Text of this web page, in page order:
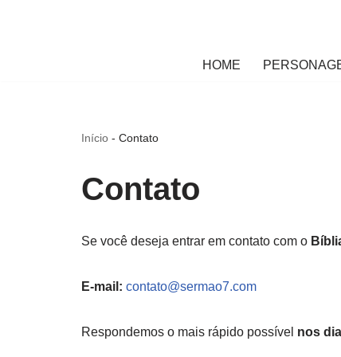
HOME
Início - Contato
Contato
Se você deseja entrar em contato com o
E-mail: contato@sermao7.com
Respondemos o mais rápido possível nos